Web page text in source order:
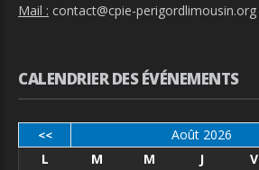
Mail : contact@cpie-perigordlimousin.org
CALENDRIER DES ÉVÉNEMENTS
<< Août 2026
L M M J V